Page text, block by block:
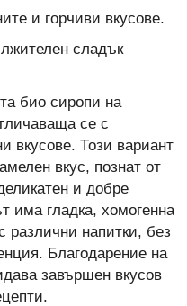
и горчиви вкусове.
сладък
био сиропи на
се с
вкусове. Този вариант
вкус, познат от
и добре
има гладка, хомогенна
различни напитки, без
Благодарение на
завършен вкусов